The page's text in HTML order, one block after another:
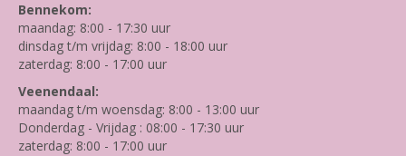
Bennekom:
maandag: 8:00 - 17:30 uur
dinsdag t/m vrijdag: 8:00 - 18:00 uur
zaterdag: 8:00 - 17:00 uur
Veenendaal:
maandag t/m woensdag: 8:00 - 13:00 uur
Donderdag - Vrijdag : 08:00 - 17:30 uur
zaterdag: 8:00 - 17:00 uur